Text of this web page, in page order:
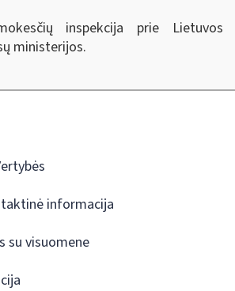
inspekcija prie Lietuvos
ministerijos.
informacija
su visuomene